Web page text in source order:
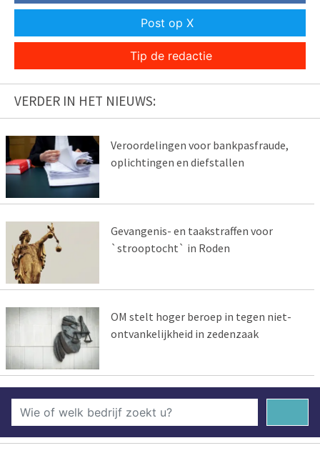
Post op X
Tip de redactie
VERDER IN HET NIEUWS:
Veroordelingen voor bankpasfraude,
oplichtingen en diefstallen
Gevangenis- en taakstraffen voor
`strooptocht` in Roden
OM stelt hoger beroep in tegen niet-
ontvankelijkheid in zedenzaak